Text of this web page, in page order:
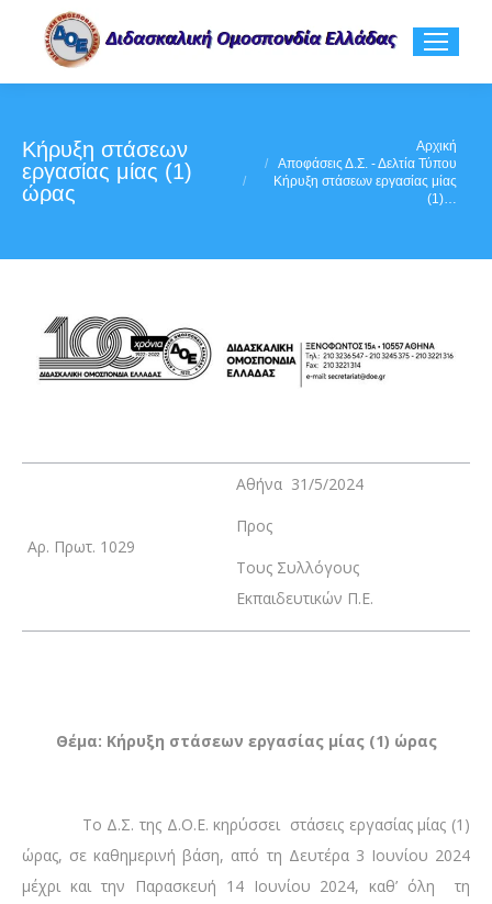
Κήρυξη στάσεων
εργασίας μίας (1)
ώρας
Αρχική
Αποφάσεις Δ.Σ. - Δελτία Τύπου
Κήρυξη στάσεων εργασίας μίας
(1)…
Αρ. Πρωτ. 1029
Αθήνα 31/5/2024
Προς
Τους Συλλόγους
Εκπαιδευτικών Π.Ε.
Θέμα: Κήρυξη στάσεων εργασίας μίας (1) ώρας
Το Δ.Σ. της Δ.Ο.Ε. κηρύσσει στάσεις εργασίας μίας (1)
ώρας, σε καθημερινή βάση, από τη Δευτέρα 3 Ιουνίου 2024
μέχρι και την Παρασκευή 14 Ιουνίου 2024, καθ’ όλη τη